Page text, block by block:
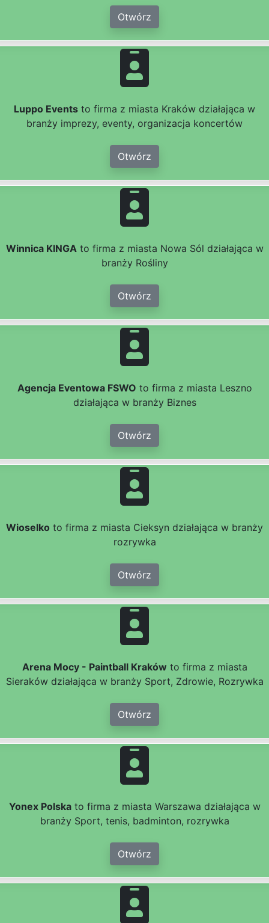
Otwórz
Luppo Events to firma z miasta Kraków działająca w
branży imprezy, eventy, organizacja koncertów
Otwórz
Winnica KINGAto firma z miasta Nowa Sól działająca w
branży Rośliny
Otwórz
Agencja Eventowa FSWO to firma z miasta Leszno
działająca w branży Biznes
Otwórz
Wioselko to firma z miasta Cieksyn działająca w branży
rozrywka
Otwórz
Arena Mocy - Paintball Kraków to firma z miasta
Sieraków działająca w branży Sport, Zdrowie, Rozrywka
Otwórz
Yonex Polskato firma z miasta Warszawa działająca w
branży Sport, tenis, badminton, rozrywka
Otwórz